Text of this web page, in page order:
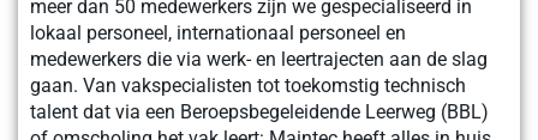
meer dan 50 medewerkers zijn we gespecialiseerd in
lokaal personeel, internationaal personeel en
medewerkers die via werk- en leertrajecten aan de slag
gaan. Van vakspecialisten tot toekomstig technisch
talent dat via een Beroepsbegeleidende Leerweg (BBL)